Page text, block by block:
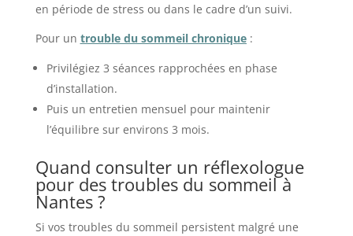
en période de stress ou dans le cadre d’un suivi.
Pour un trouble du sommeil chronique:
Privilégiez 3 séances rapprochées en phase
d’installation.
Puis un entretien mensuel pour maintenir
l’équilibre sur environs 3 mois.
Quand consulter un réflexologue
pour des troubles du sommeil à
Nantes ?
Si vos troubles du sommeil persistent malgré une